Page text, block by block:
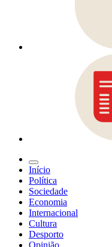
Início
Política
Sociedade
Economia
Internacional
Cultura
Desporto
Opinião